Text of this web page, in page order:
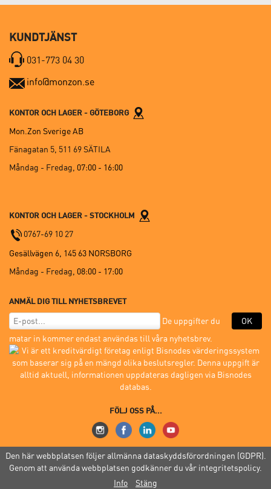
KUNDTJÄNST
031-773 04 30
info@monzon.se
KONTOR OCH LAGER - GÖTEBORG
Mon.Zon Sverige AB
Fänagatan 5, 511 69 SÄTILA
Måndag - Fredag, 07:00 - 16:00
KONTOR OCH LAGER - STOCKHOLM
0767-69 10 27
Gesällvägen 6, 145 63 NORSBORG
Måndag - Fredag, 08:00 - 17:00
ANMÄL DIG TILL NYHETSBREVET
OK
De uppgifter du
matar in kommer endast användas till våra nyhetsbrev.
FÖLJ OSS PÅ...
© 2005-2026 Mon.Zon Sverige AB |Köpvillkor |GDPR|Site Index
Den här webbplatsen följer allmänna dataskyddsförordningen (GDPR).
Genom att använda webbplatsen godkänner du vår integritetspolicy.
Info
Stäng